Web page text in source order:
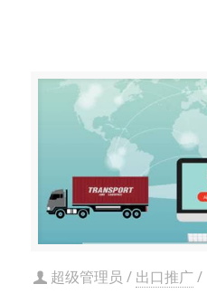
超级管理员 / 出口推广/